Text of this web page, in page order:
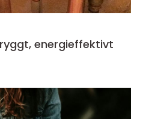
energieffektivt